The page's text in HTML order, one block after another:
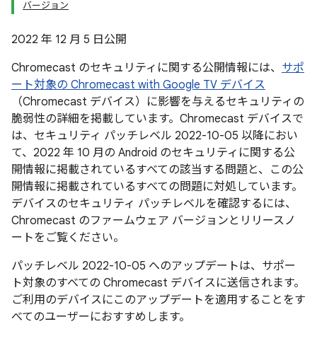
バージョン
2022 年 12 月 5 日公開
Chromecast のセキュリティに関する公開情報には、 サポ
ート対象の Chromecast with Google TV デバイス
（Chromecast デバイス）に影響を与えるセキュリティの
脆弱性の詳細を掲載しています。Chromecast デバイスで
は、セキュリティ パッチレベル 2022-10-05 以降におい
て、2022 年 10 月の Android のセキュリティに関する公
開情報に掲載されているすべての該当する問題と、この公
開情報に掲載されているすべての問題に対処しています。
デバイスのセキュリティ パッチレベルを確認するには、
Chromecast のファームウェア バージョンとリリースノ
ートをご覧ください。
パッチレベル 2022-10-05 へのアップデートは、サポー
ト対象のすべての Chromecast デバイスに送信されます。
ご利用のデバイスにこのアップデートを適用することをす
べてのユーザーにおすすめします。